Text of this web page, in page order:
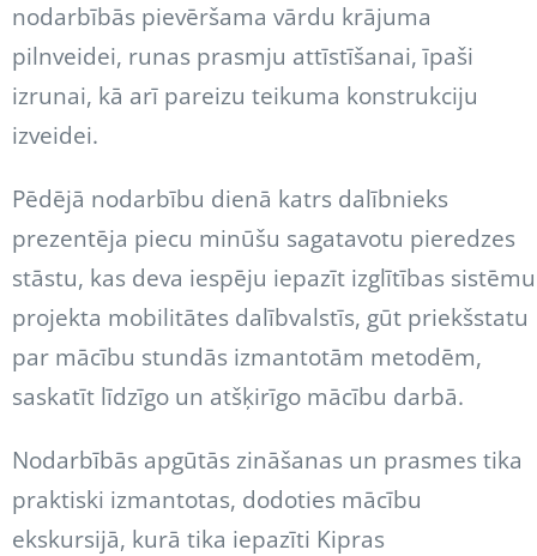
nodarbībās pievēršama vārdu krājuma
pilnveidei, runas prasmju attīstīšanai, īpaši
izrunai, kā arī pareizu teikuma konstrukciju
izveidei.
Pēdējā nodarbību dienā katrs dalībnieks
prezentēja piecu minūšu sagatavotu pieredzes
stāstu, kas deva iespēju iepazīt izglītības sistēmu
projekta mobilitātes dalībvalstīs, gūt priekšstatu
par mācību stundās izmantotām metodēm,
saskatīt līdzīgo un atšķirīgo mācību darbā.
Nodarbībās apgūtās zināšanas un prasmes tika
praktiski izmantotas, dodoties mācību
ekskursijā, kurā tika iepazīti Kipras